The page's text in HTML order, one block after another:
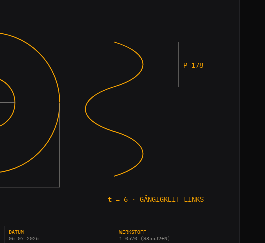
P 178
t = 6 · GÄNGIGKEIT LINKS
DATUM
06.07.2026
WERKSTOFF
1.0570 (S355J2+N)